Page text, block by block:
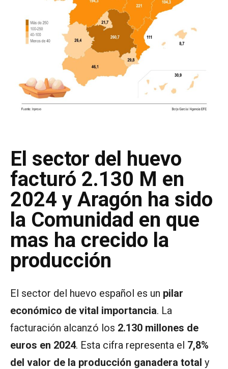
El sector del huevo
facturó 2.130 M en
2024 y Aragón ha sido
la Comunidad en que
mas ha crecido la
producción
El sector del huevo español es un pilar
económico de vital importancia. La
facturación alcanzó los 2.130 millones de
euros en 2024. Esta cifra representa el 7,8%
del valor de la producción ganadera total y